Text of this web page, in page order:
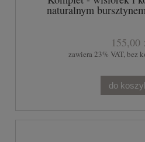
naturalnym
155,00
zawiera 23% VAT, bez
do